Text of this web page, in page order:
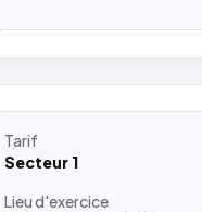
Tarif
Secteur 1
Lieud'exercice